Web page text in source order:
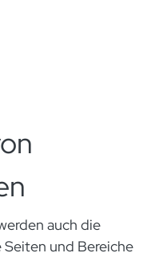
auch die
und Bereiche